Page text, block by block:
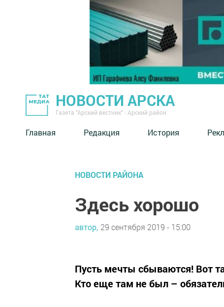
НОВОСТИ АРСКА
Газета "Арский вестник" - Арский район
Главная Редакция История
НОВОСТИ РАЙОНА
Здесь хорошо
автор, 29 сентября 2019 - 15:00
Пусть мечты сбываются! Вот
Кто еще там не был –